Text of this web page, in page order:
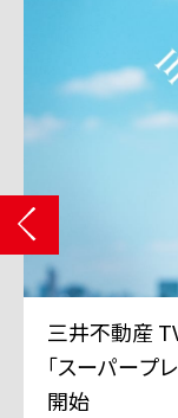
三井不動産
「スーパー
開始